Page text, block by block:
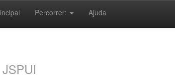
Percorrer: Ajuda
JSPUI